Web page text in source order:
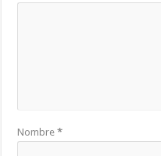
Nombre*